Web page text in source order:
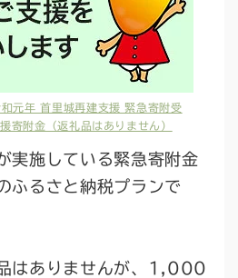
和元年 首里城再建支援 緊急寄附受
寄附金（返礼品はありません）
実施している緊急寄附金
ふるさと納税プランで
はありませんが、1,000